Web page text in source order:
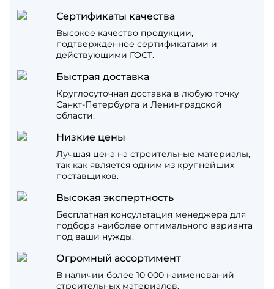
Сертификаты качества
Высокое качество продукции,
подтвержденное сертификатами и
действующими ГОСТ.
Быстрая доставка
Круглосуточная доставка в любую точку
Санкт-Петербурга и Ленинградской
области.
Низкие цены
Лучшая цена на строительные материалы,
так как является одним из крупнейших
поставщиков.
Высокая экспертность
Бесплатная консультация менеджера для
подбора наиболее оптимального варианта
под ваши нужды.
Огромный ассортимент
В наличии более 10 000 наименований
строительных материалов.